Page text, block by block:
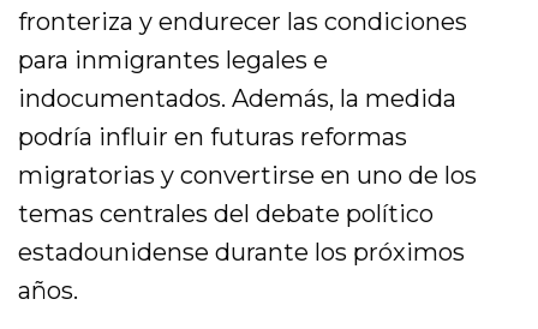
fronteriza y endurecer las condiciones
para inmigrantes legales e
indocumentados. Además, la medida
podría influir en futuras reformas
migratorias y convertirse en uno de los
temas centrales del debate político
estadounidense durante los próximos
años.